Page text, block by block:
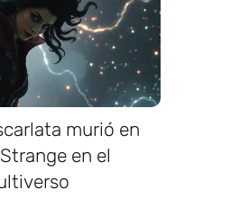
murió en
en el